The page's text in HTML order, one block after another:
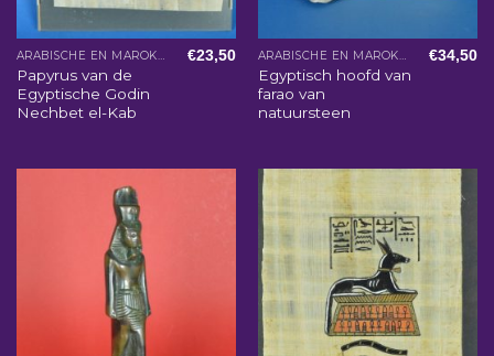
ARABISCHE EN MAROKKAANSE WOONACCESSOIRES
Papyrus van de
Egyptische Godin
Nechbet el-Kab
€23,50 ARABISCHE EN MAROKKAANSE WOONACCESSOIRES
Egyptisch hoofd van
farao van
natuursteen
€34,50